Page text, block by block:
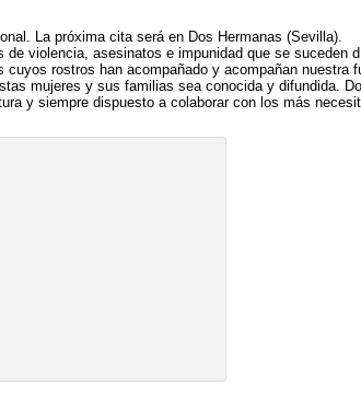
La próxima cita será en Dos Hermanas (Sevilla).
violencia, asesinatos e impunidad que se suceden
rostros han acompañado y acompañan nuestra
mujeres y sus familias sea conocida y difundida.
y siempre dispuesto a colaborar con los más